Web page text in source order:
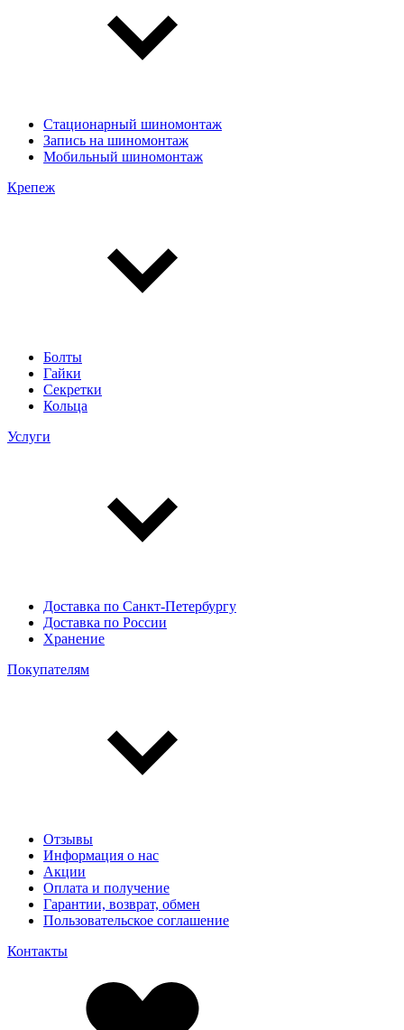
Стационарный шиномонтаж
Запись на шиномонтаж
Мобильный шиномонтаж
Крепеж
Болты
Гайки
Секретки
Кольца
Услуги
Доставка по Санкт-Петербургу
Доставка по России
Хранение
Покупателям
Отзывы
Информация о нас
Акции
Оплата и получение
Гарантии, возврат, обмен
Пользовательское соглашение
Контакты